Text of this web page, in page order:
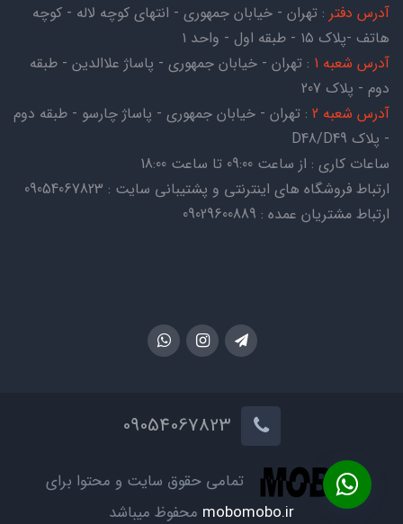
آدرس دفتر : تهران - خیابان جمهوری - انتهای کوچه لاله - کوچه
هاتف -پلاک ۱۵ - طبقه اول - واحد ۱
آدرس شعبه 1
: تهران - خیابان جمهوری - پاساژ علاالدین - طبقه
دوم - پلاک 207
آدرس شعبه 2
: تهران - خیابان جمهوری - پاساژ چارسو - طبقه دوم
- پلاک D48/D49
ساعات کاری : از ساعت 09:00 تا ساعت 18:00
ارتباط فروشگاه های اینترنتی و پشتیبانی سایت : 09054067823
ارتباط مشتریان عمده : 09029600889
تمامی حقوق سایت و محتوا برای
mobomobo.ir محفوظ میباشد